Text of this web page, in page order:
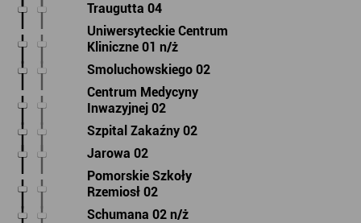
Traugutta 04
Uniwersyteckie Centrum
Kliniczne 01 n/ż
Smoluchowskiego 02
Centrum Medycyny
Inwazyjnej 02
Szpital Zakaźny 02
Jarowa 02
Pomorskie Szkoły
Rzemiosł 02
Schumana 02 n/ż